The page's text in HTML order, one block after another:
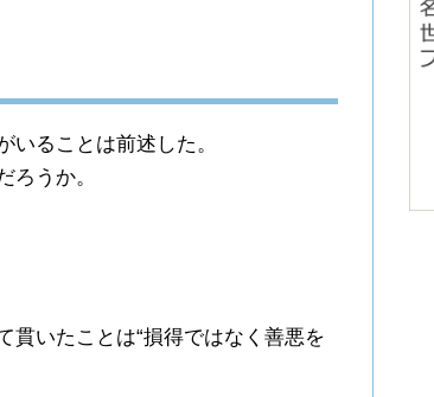
ることは前述した。
ろうか。
貫いたことは“損得ではなく善悪を